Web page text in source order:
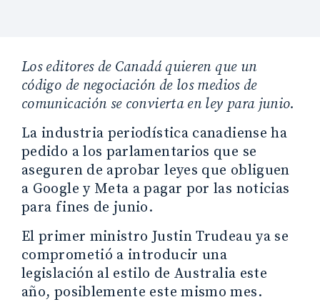
Los editores de Canadá quieren que un
código de negociación de los medios de
comunicación se convierta en ley para junio.
La industria periodística canadiense ha
pedido a los parlamentarios que se
aseguren de aprobar leyes que obliguen
a Google y Meta a pagar por las noticias
para fines de junio.
El primer ministro Justin Trudeau ya se
comprometió a introducir una
legislación al estilo de Australia este
año, posiblemente este mismo mes.